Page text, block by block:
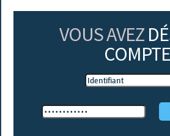
VOUS AVEZ
COMPTE